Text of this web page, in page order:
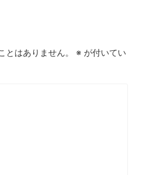
とはありません。 ※ が付いてい